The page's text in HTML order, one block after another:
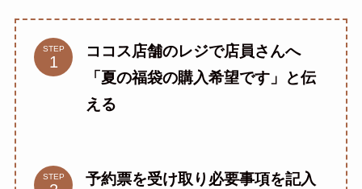
STEP
ココス店舗のレジで店員さんへ
「夏の福袋の購入希望です」と伝
える
STEP
予約票を受け取り必要事項を記入